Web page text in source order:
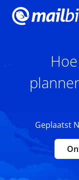
Geplaatst